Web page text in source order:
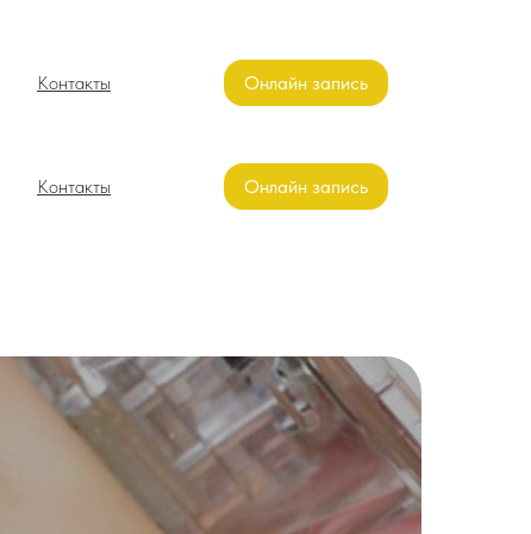
Онлайн запись
Контакты
Онлайн запись
Контакты